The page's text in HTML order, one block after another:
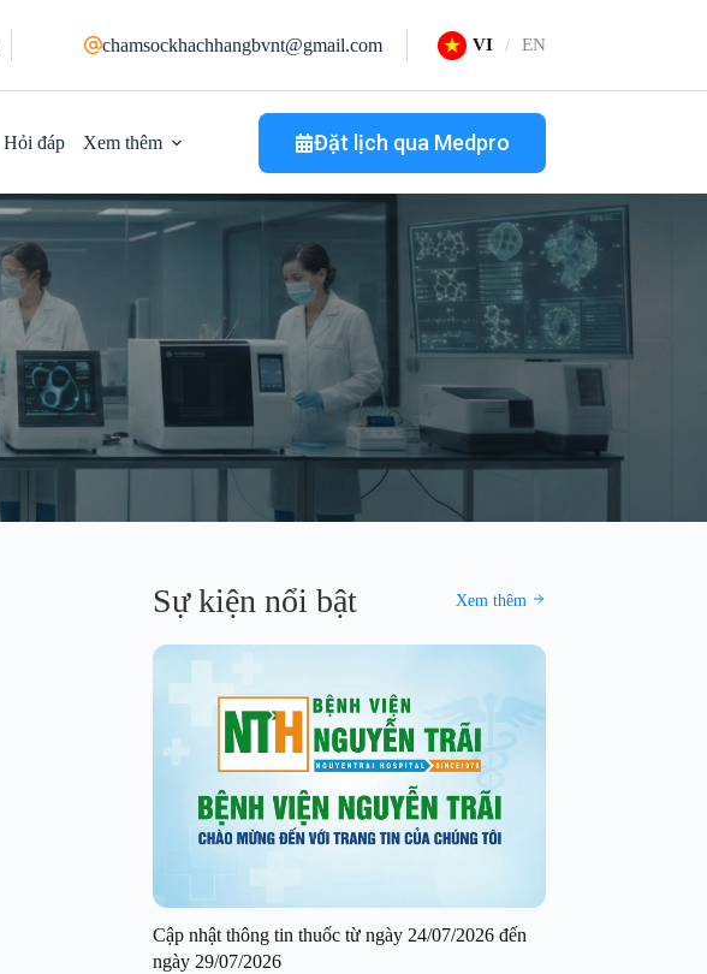
chamsockhachhangbvnt@gmail.com EN
VI
Hỏi đáp Xem thêm Đặt lịch qua Medpro
Sự kiện nổi bật Xem thêm
Cập nhật thông tin thuốc từ ngày 24/07/2026 đến
ngày 29/07/2026